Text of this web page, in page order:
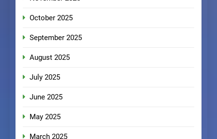
October 2025
September 2025
August 2025
July 2025
June 2025
May 2025
March 2025